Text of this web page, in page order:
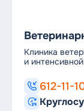
Клиника
и
612-11-